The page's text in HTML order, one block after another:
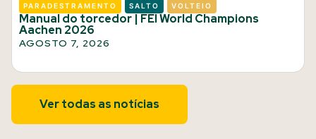
PARADESTRAMENTO SALTO VOLTEIO
Manual do torcedor | FEI World Champions
Aachen 2026
AGOSTO 7, 2026
Ver todas as notícias